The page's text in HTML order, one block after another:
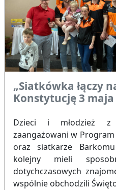
„Siatkówka łączy
Konstytucję 3 maja
Dzieci i młodzież
zaangażowani w Program
oraz siatkarze
kolejny mieli
dotychczasowych
wspólnie obchodzili